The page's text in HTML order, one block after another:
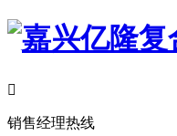

销售经理热线